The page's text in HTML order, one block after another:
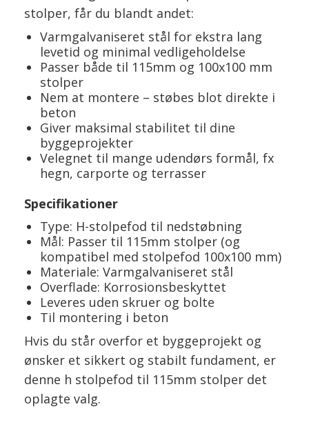
stolper, får du blandt andet:
Varmgalvaniseret stål for ekstra lang
levetid og minimal vedligeholdelse
Passer både til 115mm og 100x100 mm
stolper
Nem at montere – støbes blot direkte i
beton
Giver maksimal stabilitet til dine
byggeprojekter
Velegnet til mange udendørs formål, fx
hegn, carporte og terrasser
Specifikationer
Type: H-stolpefod til nedstøbning
Mål: Passer til 115mm stolper (og
kompatibel med stolpefod 100x100 mm)
Materiale: Varmgalvaniseret stål
Overflade: Korrosionsbeskyttet
Leveres uden skruer og bolte
Til montering i beton
Hvis du står overfor et byggeprojekt og
ønsker et sikkert og stabilt fundament, er
denne h stolpefod til 115mm stolper det
oplagte valg.